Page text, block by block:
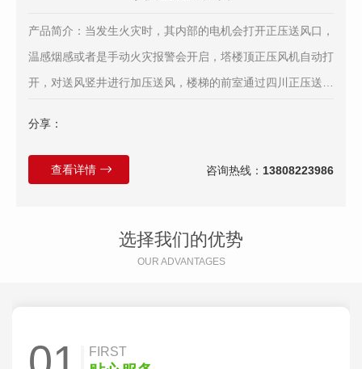
产品简介：当发生火灾时，其内部的电机会打开正压送风口，
温感烟感或者是手动火灾报警会开启，塔楼顶正压风机自动打
开，对送风竖井进行加压送风，楼梯的前室通过四川正压送风
已无逃生可能性，其内
分享：
查看详情 咨询热线： 13808223986
选择我们的优势
OUR ADVANTAGES
FIRST